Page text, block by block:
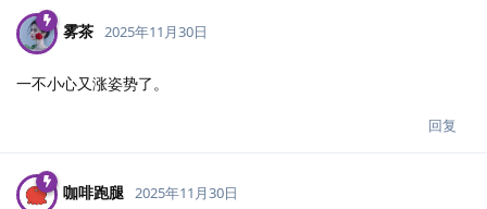
雾茶 2025年11月30日
一不小心又涨姿势了。
回复
咖啡跑腿 2025年11月30日